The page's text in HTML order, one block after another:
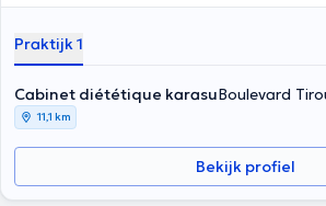
Praktijk 1
Cabinet diététique karasuBoulevard
11,1 km
Bekijk profiel